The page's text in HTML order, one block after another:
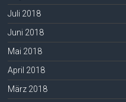
Juli 2018
Juni 2018
Mai 2018
April 2018
März 2018